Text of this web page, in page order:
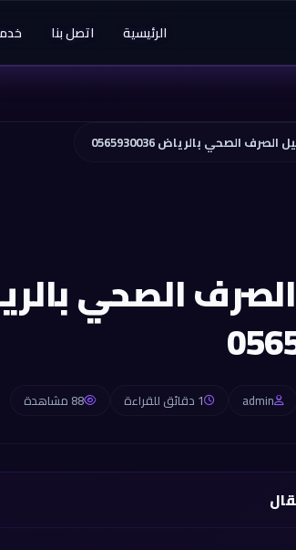
الرئيسية اتصل بنا
الصحي بالرياض 0565930036
الصحي
admin 1 دقائق للقراءة 88 مشاهدة